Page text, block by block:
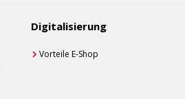
Digitalisierung
Vorteile E-Shop